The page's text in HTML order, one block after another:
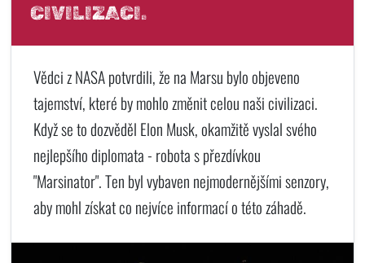
CIVILIZACI.
Vědci z NASA potvrdili, že na Marsu bylo objeveno
tajemství, které by mohlo změnit celou naši civilizaci.
Když se to dozvěděl Elon Musk, okamžitě vyslal svého
nejlepšího diplomata - robota s přezdívkou
"Marsinator". Ten byl vybaven nejmodernějšími senzory,
aby mohl získat co nejvíce informací o této záhadě.